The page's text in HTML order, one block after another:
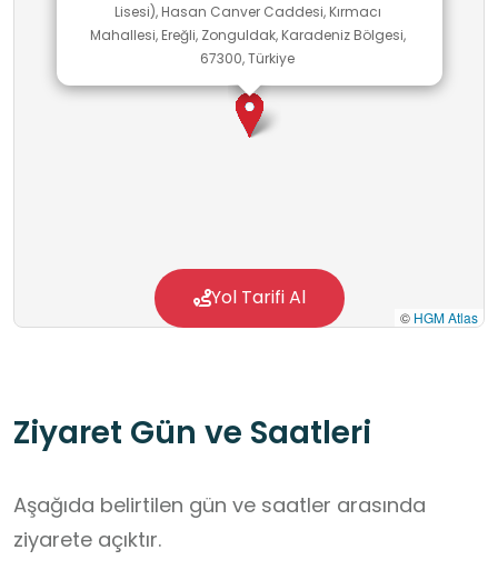
Lisesi), Hasan Canver Caddesi, Kırmacı
Mahallesi, Ereğli, Zonguldak, Karadeniz Bölgesi,
67300, Türkiye
© HGM Atlas
Yol Tarifi Al
Ziyaret Gün ve Saatleri
Aşağıda belirtilen gün ve saatler arasında
ziyarete açıktır.